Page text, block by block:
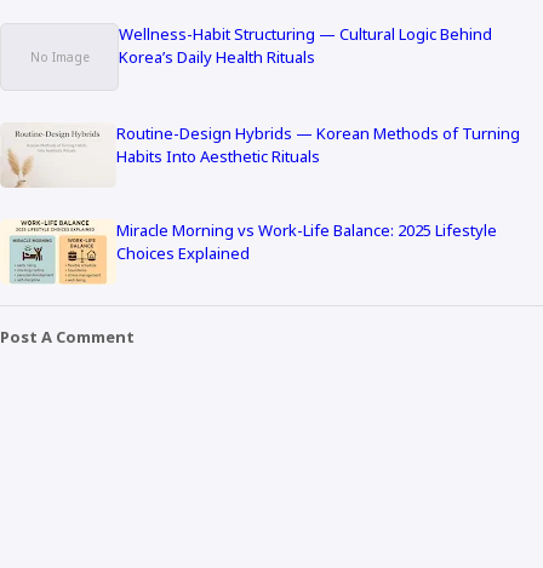
Wellness-Habit Structuring — Cultural Logic Behind
Korea’s Daily Health Rituals
Routine-Design Hybrids — Korean Methods of Turning
Habits Into Aesthetic Rituals
Miracle Morning vs Work-Life Balance: 2025 Lifestyle
Choices Explained
Post A Comment